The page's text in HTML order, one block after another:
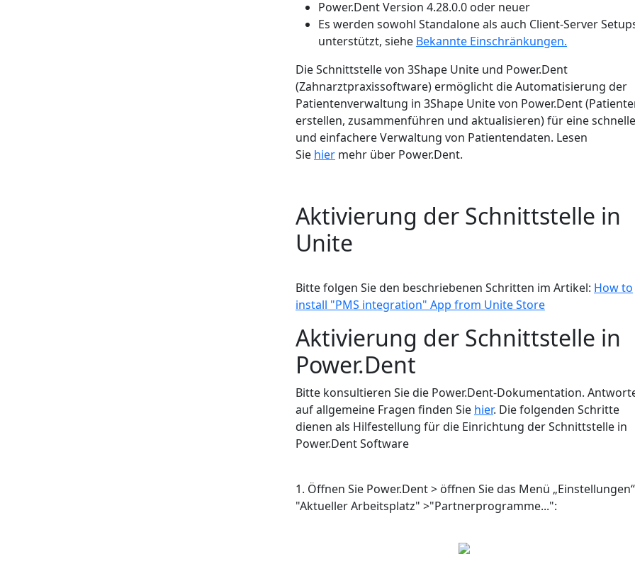
Power.Dent Version 4.28.0.0 oder neuer
Es werden sowohl Standalone als auch Client-Server
unterstützt, siehe Bekannte Einschränkungen.
Die Schnittstelle von 3Shape Unite und Power.Dent
(Zahnarztpraxissoftware) ermöglicht die Automatisierung der
Patientenverwaltung in 3Shape Unite von Power.Dent
erstellen, zusammenführen und aktualisieren) für eine
und einfachere Verwaltung von Patientendaten. Lesen
Sie hier mehr über Power.Dent.
Aktivierung der Schnittstelle in
Unite
Bitte folgen Sie den beschriebenen Schritten im Artikel: How to
install "PMS integration" App from Unite Store
Aktivierung der Schnittstelle in
Power.Dent
Bitte konsultieren Sie die Power.Dent-Dokumentation.
auf allgemeine Fragen finden Sie hier. Die folgenden Schritte
dienen als Hilfestellung für die Einrichtung der Schnittstelle in
Power.Dent Software
1. Öffnen Sie Power.Dent > öffnen Sie das Menü
"Aktueller Arbeitsplatz" >"Partnerprogramme...":